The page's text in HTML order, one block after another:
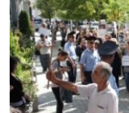
ՄԻՋԱԶԳԱՅԻՆ
ՄՇԱԿՈՒՅԹ
ՍՊՈՐՏ